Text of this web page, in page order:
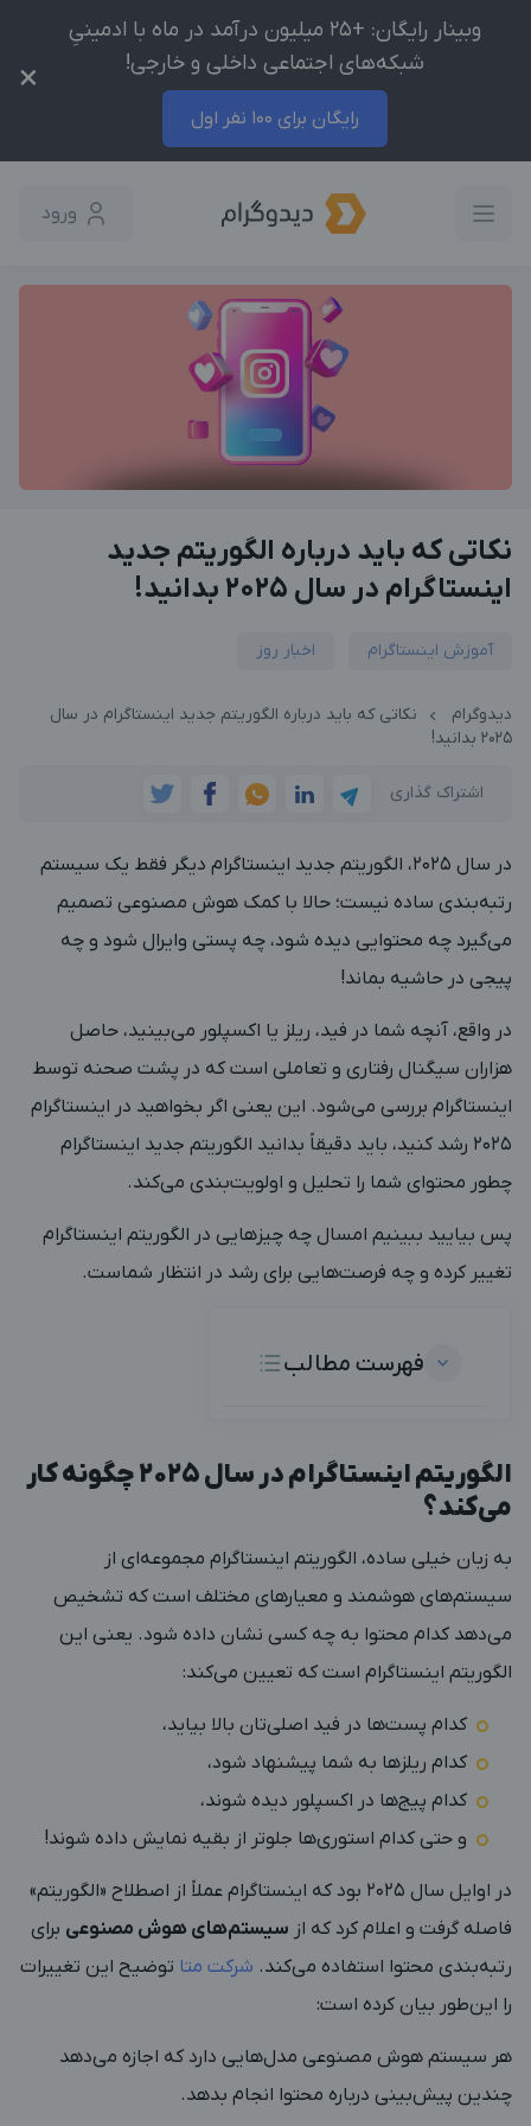
وبینار رایگان: +25 میلیون درآمد در ماه با ادمینیِ
شبکه‌های اجتماعی داخلی و خارجی!
رایگان برای 100 نفر اول
×
ورود
نکاتی که باید درباره الگوریتم جدید
اینستاگرام در سال ۲۰۲۵ بدانید!
آموزش اینستاگرام اخبار روز
دیدوگرام
نکاتی که باید درباره الگوریتم جدید اینستاگرام در سال
۲۰۲۵ بدانید!
اشتراک گذاری
در سال ۲۰۲۵، الگوریتم جدید اینستاگرام دیگر فقط یک سیستم
رتبه‌بندی ساده نیست؛ حالا با کمک هوش مصنوعی تصمیم
می‌گیرد چه محتوایی دیده شود، چه پستی وایرال شود و چه
پیجی در حاشیه بماند!
در واقع، آنچه شما در فید، ریلز یا اکسپلور می‌بینید، حاصل
هزاران سیگنال رفتاری و تعاملی است که در پشت صحنه توسط
اینستاگرام بررسی می‌شود. این یعنی اگر بخواهید در اینستاگرام
۲۰۲۵ رشد کنید، باید دقیقاً بدانید الگوریتم جدید اینستاگرام
چطور محتوای شما را تحلیل و اولویت‌بندی می‌کند.
پس بیایید ببینیم امسال چه چیزهایی در الگوریتم اینستاگرام
تغییر کرده و چه فرصت‌هایی برای رشد در انتظار شماست.
فهرست مطالب
الگوریتم اینستاگرام در سال ۲۰۲۵ چگونه کار
می‌کند؟
به زبان خیلی ساده، الگوریتم اینستاگرام مجموعه‌ای از
سیستم‌های هوشمند و معیارهای مختلف است که تشخیص
می‌دهد کدام محتوا به چه کسی نشان داده شود. یعنی این
الگوریتم اینستاگرام است که تعیین می‌کند:
کدام پست‌ها در فید اصلی‌تان بالا بیاید،
کدام ریلزها به شما پیشنهاد شود،
کدام پیج‌ها در اکسپلور دیده شوند،
و حتی کدام استوری‌ها جلوتر از بقیه نمایش داده شوند!
در اوایل سال ۲۰۲۵ بود که اینستاگرام عملاً از اصطلاح «الگوریتم»
فاصله گرفت و اعلام کرد که از سیستم‌های هوش مصنوعی برای
رتبه‌بندی محتوا استفاده می‌کند. شرکت متا توضیح این تغییرات
را این‌طور بیان کرده است:
هر سیستم هوش مصنوعی مدل‌هایی دارد که اجازه می‌دهد
چندین پیش‌بینی درباره محتوا انجام بدهد.